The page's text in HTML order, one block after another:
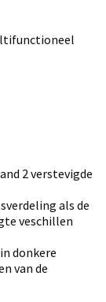
2 verstevigde
als de
veschillen
donkere
van de